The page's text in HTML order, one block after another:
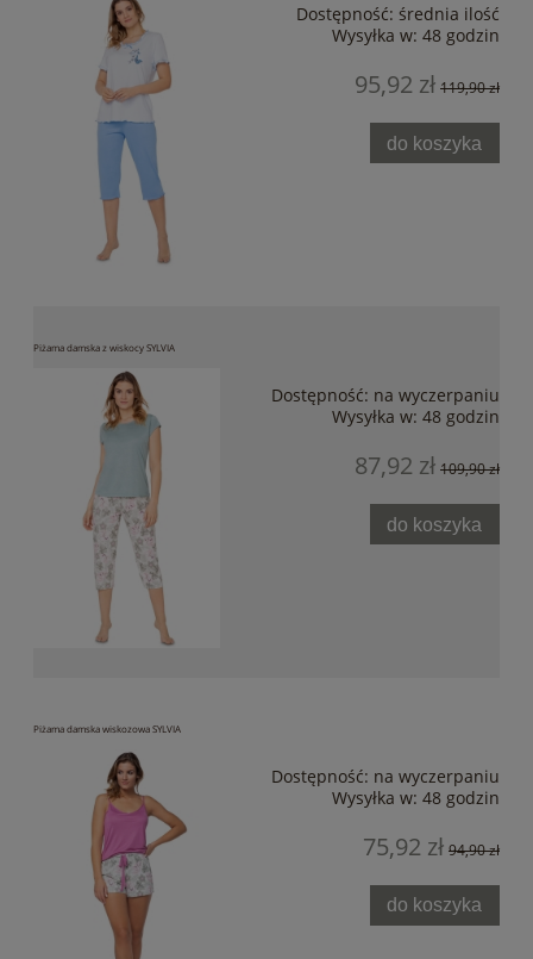
Dostępność: średnia ilość
Wysyłka w: 48 godzin
95,92 zł 119,90 zł
do koszyka
Piżama damska z wiskocy SYLVIA
Dostępność: na wyczerpaniu
Wysyłka w: 48 godzin
87,92 zł 109,90 zł
do koszyka
Piżama damska wiskozowa SYLVIA
Dostępność: na wyczerpaniu
Wysyłka w: 48 godzin
75,92 zł 94,90 zł
do koszyka